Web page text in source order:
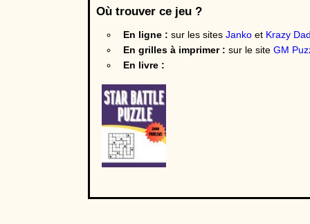
Où trouver ce jeu ?
En ligne :sur les sitesJanko et Krazy
En grilles à imprimer :sur le siteGM
En livre :